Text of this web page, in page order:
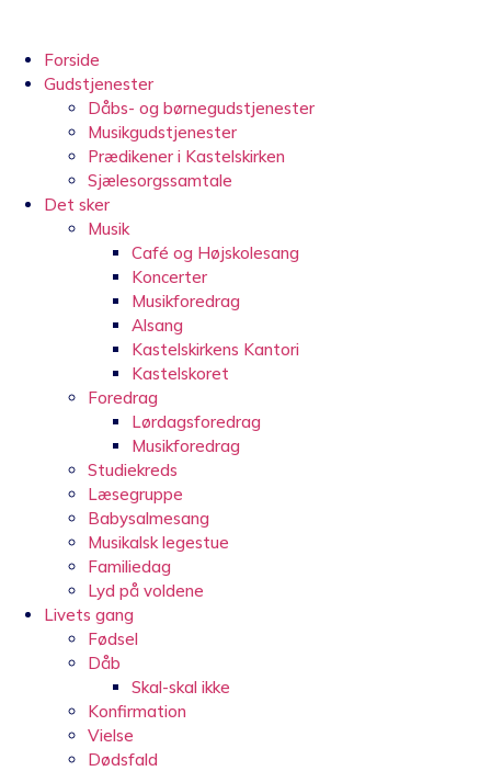
indholdForside
Gudstjenester
Dåbs- og børnegudstjenester
Musikgudstjenester
Prædikener i Kastelskirken
Sjælesorgssamtale
Det sker
Musik
Café og Højskolesang
Koncerter
Musikforedrag
Alsang
Kastelskirkens Kantori
Kastelskoret
Foredrag
Lørdagsforedrag
Musikforedrag
Studiekreds
Læsegruppe
Babysalmesang
Musikalsk legestue
Familiedag
Lyd på voldene
Livets gang
Fødsel
Dåb
Skal-skal ikke
Konfirmation
Vielse
Dødsfald